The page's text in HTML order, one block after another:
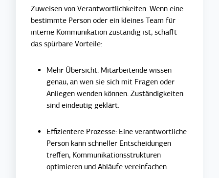
Zuweisen von Verantwortlichkeiten. Wenn eine
bestimmte Person oder ein kleines Team für
interne Kommunikation zuständig ist, schafft
das spürbare Vorteile:
Mehr Übersicht: Mitarbeitende wissen
genau, an wen sie sich mit Fragen oder
Anliegen wenden können. Zuständigkeiten
sind eindeutig geklärt.
Effizientere Prozesse: Eine verantwortliche
Person kann schneller Entscheidungen
treffen, Kommunikationsstrukturen
optimieren und Abläufe vereinfachen.